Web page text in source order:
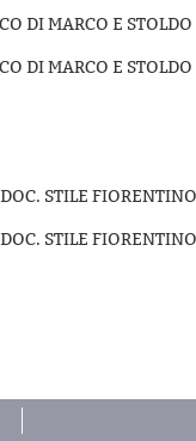
DI MARCO E
DI MARCO E
STILE
STILE